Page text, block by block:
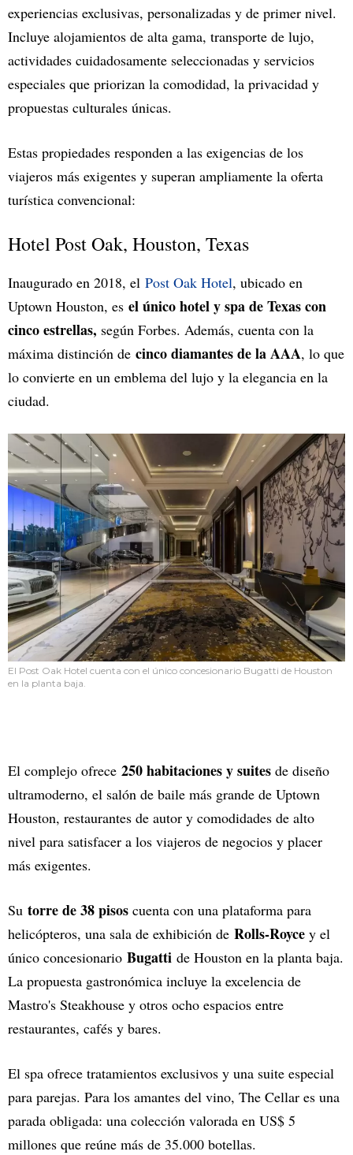
experiencias exclusivas, personalizadas y de primer nivel.
Incluye alojamientos de alta gama, transporte de lujo,
actividades cuidadosamente seleccionadas y servicios
especiales que priorizan la comodidad, la privacidad y
propuestas culturales únicas.
Estas propiedades responden a las exigencias de los
viajeros más exigentes y superan ampliamente la oferta
turística convencional:
Hotel Post Oak, Houston, Texas
Inaugurado en 2018, el Post Oak Hotel, ubicado en
Uptown Houston, es el único hotel y spa de Texas con
cinco estrellas, según Forbes. Además, cuenta con la
máxima distinción de cinco diamantes de la AAA, lo que
lo convierte en un emblema del lujo y la elegancia en la
ciudad.
El Post Oak Hotel cuenta con el único concesionario Bugatti de Houston
en la planta baja.
El complejo ofrece 250 habitaciones y suites de diseño
ultramoderno, el salón de baile más grande de Uptown
Houston, restaurantes de autor y comodidades de alto
nivel para satisfacer a los viajeros de negocios y placer
más exigentes.
Su torre de 38 pisos cuenta con una plataforma para
helicópteros, una sala de exhibición de Rolls-Royce y el
único concesionario Bugatti de Houston en la planta baja.
La propuesta gastronómica incluye la excelencia de
Mastro's Steakhouse y otros ocho espacios entre
restaurantes, cafés y bares.
El spa ofrece tratamientos exclusivos y una suite especial
para parejas. Para los amantes del vino, The Cellar es una
parada obligada: una colección valorada en US$ 5
millones que reúne más de 35.000 botellas.